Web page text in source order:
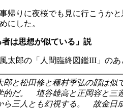
帰りに夜桜でも見に行こうか
にした。
は思想が似ている」説
太郎の「人間臨終図鑑III」の
郎と松田修と種村季弘の顔は
的だ。 埴谷雄高と正岡容と三
三人とも幻視する。 故金日